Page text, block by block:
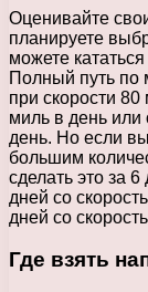
Оценивайте
планируете
можете
Полный путь по
при скорости
миль в день или
день. Но если
большим
сделать это за
дней со
дней со
Где взять